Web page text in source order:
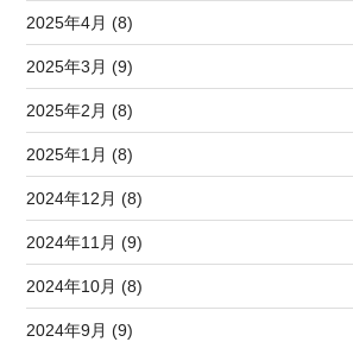
2025年4月 (8)
2025年3月 (9)
2025年2月 (8)
2025年1月 (8)
2024年12月 (8)
2024年11月 (9)
2024年10月 (8)
2024年9月 (9)